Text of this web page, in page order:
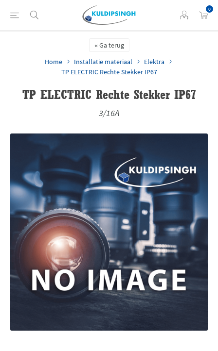
0
Ga terug
Home
Installatie materiaal
Elektra
TP ELECTRIC Rechte Stekker IP67
TP ELECTRIC Rechte Stekker IP67
3/16A